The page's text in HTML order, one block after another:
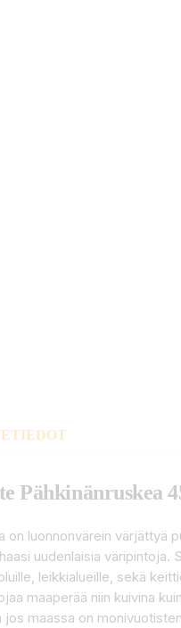
Pähkinänruskea
on luonnonvärein värjättyä
uudenlaisia
leikkialueille, sekä
maaperää niin kuivina
jos maassa on